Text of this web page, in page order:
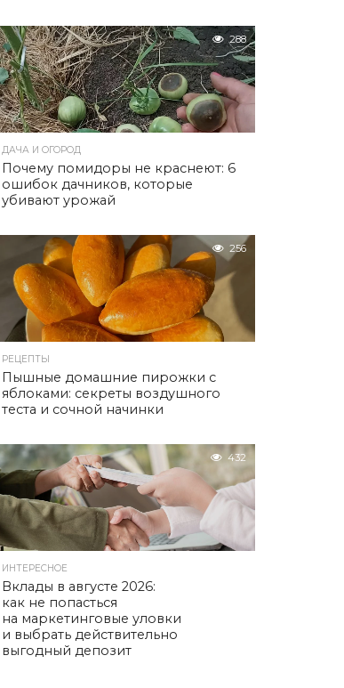
288
ДАЧА И ОГОРОД
Почему помидоры не краснеют: 6
ошибок дачников, которые
убивают урожай
256
РЕЦЕПТЫ
Пышные домашние пирожки с
яблоками: секреты воздушного
теста и сочной начинки
432
ИНТЕРЕСНОЕ
Вклады в августе 2026:
как не попасться
на маркетинговые уловки
и выбрать действительно
выгодный депозит